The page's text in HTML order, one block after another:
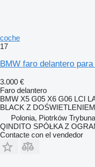
coche
17
BMW faro delantero
3.000 €
Faro delantero
BMW X5 G05 X6 G06 LCI
BLACK Z
Polonia, Piotrków
QINDITO SPÓŁKA Z
Contacte con el vendedor